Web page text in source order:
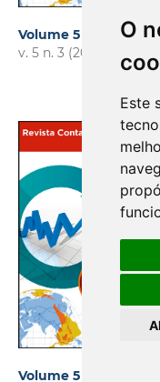
O
Este
Volume 5 | Número 3
v. 5 n. 3 (2013)
Volume 5 | Número 2